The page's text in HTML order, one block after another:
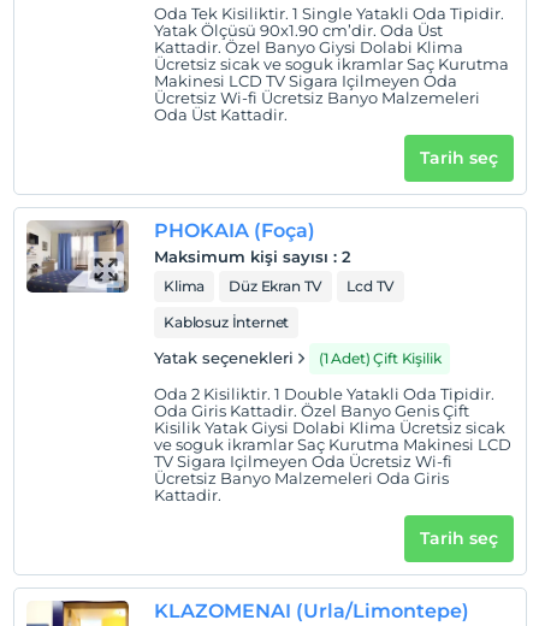
Tesisimizde 12 yaş altı çocuklar konaklayamaz
Oda Tek Kisiliktir. 1 Single Yatakli Oda Tipidir.
Yatak Ölçüsü 90x1.90 cm’dir. Oda Üst
Kattadir. Özel Banyo Giysi Dolabi Klima
Ücretsiz sicak ve soguk ikramlar Saç Kurutma
Makinesi LCD TV Sigara Içilmeyen Oda
Ücretsiz Wi-fi Ücretsiz Banyo Malzemeleri
Oda Üst Kattadir.
Tarih seç
PHOKAIA (Foça)
Maksimum kişi sayısı : 2
Klima Düz Ekran TV
Lcd TV
Kablosuz İnternet
Yatak seçenekleri (1 Adet) Çift Kişilik
Oda 2 Kisiliktir. 1 Double Yatakli Oda Tipidir.
Oda Giris Kattadir. Özel Banyo Genis Çift
Kisilik Yatak Giysi Dolabi Klima Ücretsiz sicak
ve soguk ikramlar Saç Kurutma Makinesi LCD
TV Sigara Içilmeyen Oda Ücretsiz Wi-fi
Ücretsiz Banyo Malzemeleri Oda Giris
Kattadir.
Tarih seç
KLAZOMENAI (Urla/Limontepe)